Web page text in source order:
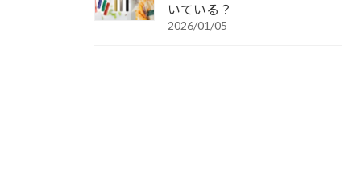
いている？
2026/01/05